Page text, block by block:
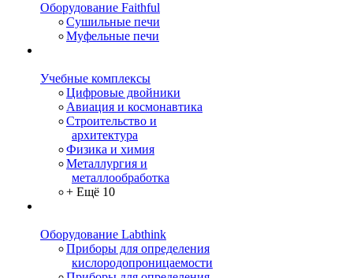
Оборудование Faithful
Сушильные печи
Муфельные печи
Учебные комплексы
Цифровые двойники
Авиация и космонавтика
Строительство и
архитектура
Физика и химия
Металлургия и
металлообработка
+ Ещё 10
Оборудование Labthink
Приборы для определения
кислородопроницаемости